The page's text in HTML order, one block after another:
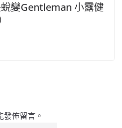
變Gentleman 小露健
發佈留言。